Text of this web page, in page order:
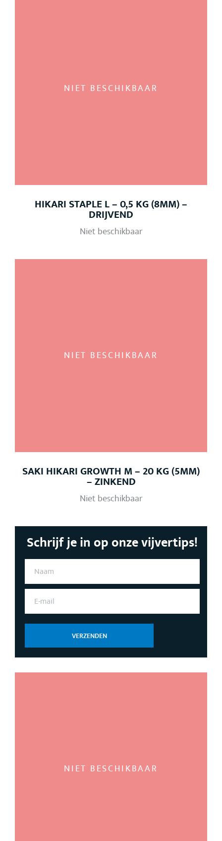
NIET BESCHIKBAAR
HIKARI STAPLE L – 0,5 KG (8MM) –
DRIJVEND
Niet beschikbaar
NIET BESCHIKBAAR
SAKI HIKARI GROWTH M – 20 KG (5MM)
– ZINKEND
Niet beschikbaar
Schrijf je in op onze vijvertips!
N
M
E
A
I
VERZENDEN
NIET BESCHIKBAAR